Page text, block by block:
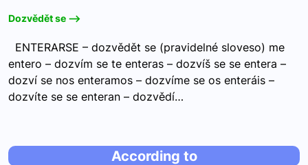
Dozvědět se -->
ENTERARSE – dozvědět se (pravidelné sloveso) me
entero – dozvím se te enteras – dozvíš se se entera –
dozví se nos enteramos – dozvíme se os enteráis –
dozvíte se se enteran – dozvědí…
According to